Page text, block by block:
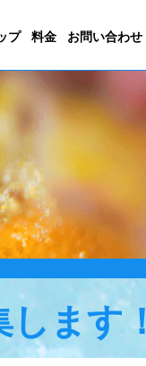
プ 料金 お問い合わせ
ます！